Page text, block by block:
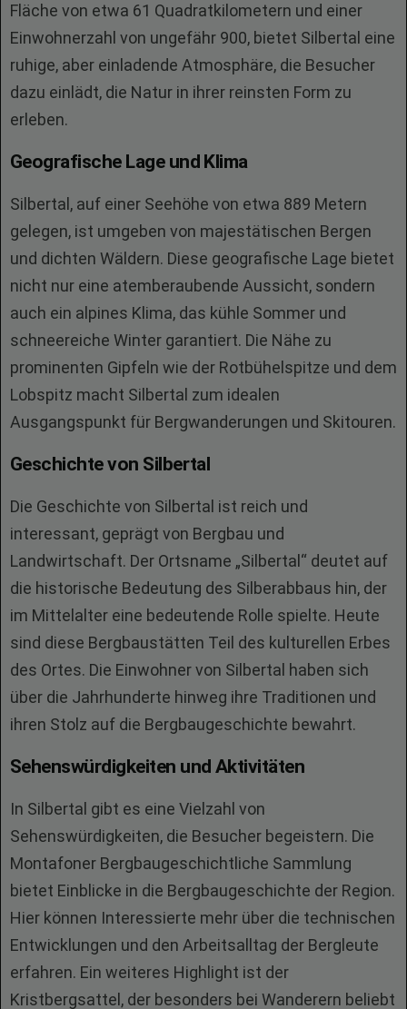
Fläche von etwa 61 Quadratkilometern und einer
Einwohnerzahl von ungefähr 900, bietet Silbertal eine
ruhige, aber einladende Atmosphäre, die Besucher
dazu einlädt, die Natur in ihrer reinsten Form zu
erleben.
Geografische Lage und Klima
Silbertal, auf einer Seehöhe von etwa 889 Metern
gelegen, ist umgeben von majestätischen Bergen
und dichten Wäldern. Diese geografische Lage bietet
nicht nur eine atemberaubende Aussicht, sondern
auch ein alpines Klima, das kühle Sommer und
schneereiche Winter garantiert. Die Nähe zu
prominenten Gipfeln wie der Rotbühelspitze und dem
Lobspitz macht Silbertal zum idealen
Ausgangspunkt für Bergwanderungen und Skitouren.
Geschichte von Silbertal
Die Geschichte von Silbertal ist reich und
interessant, geprägt von Bergbau und
Landwirtschaft. Der Ortsname „Silbertal“ deutet auf
die historische Bedeutung des Silberabbaus hin, der
im Mittelalter eine bedeutende Rolle spielte. Heute
sind diese Bergbaustätten Teil des kulturellen Erbes
des Ortes. Die Einwohner von Silbertal haben sich
über die Jahrhunderte hinweg ihre Traditionen und
ihren Stolz auf die Bergbaugeschichte bewahrt.
Sehenswürdigkeiten und Aktivitäten
In Silbertal gibt es eine Vielzahl von
Sehenswürdigkeiten, die Besucher begeistern. Die
Montafoner Bergbaugeschichtliche Sammlung
bietet Einblicke in die Bergbaugeschichte der Region.
Hier können Interessierte mehr über die technischen
Entwicklungen und den Arbeitsalltag der Bergleute
erfahren. Ein weiteres Highlight ist der
Kristbergsattel, der besonders bei Wanderern beliebt